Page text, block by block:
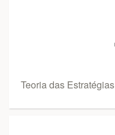
Teoria das Estratégias